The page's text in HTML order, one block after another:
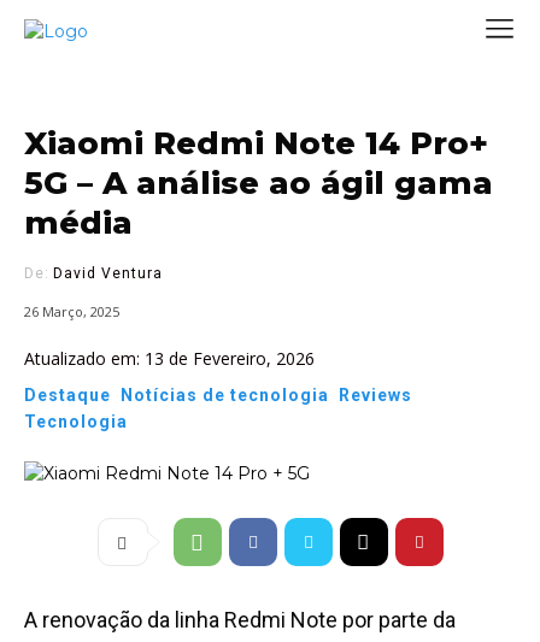
Xiaomi Redmi Note 14 Pro+
5G – A análise ao ágil gama
média
De: David Ventura
26 Março, 2025
Atualizado em: 13 de Fevereiro, 2026
Destaque Notícias de tecnologia
Reviews
Tecnologia
A renovação da linha Redmi Note por parte da